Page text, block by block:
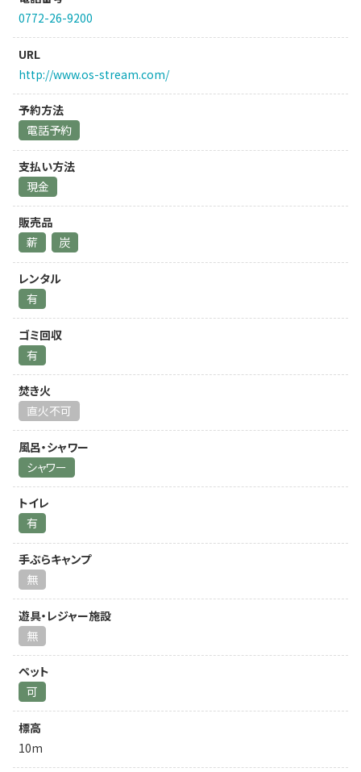
0772-26-9200
URL
http://www.os-stream.com/
予約方法
電話予約
支払い方法
現金
販売品
薪
炭
レンタル
有
ゴミ回収
有
焚き火
直火不可
風呂・シャワー
シャワー
トイレ
有
手ぶらキャンプ
無
遊具・レジャー施設
無
ペット
可
標高
10m